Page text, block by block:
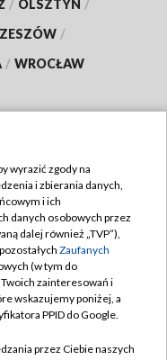
/ OLSZTYN /
/
/ WROCŁAW
wyrazić zgody na
i zbierania danych,
i ich
danych osobowych przez
dalej również „TVP”),
Zaufanych
(w tym do
zainteresowań i
wskazujemy poniżej, a
PPID do Google.
przez Ciebie naszych